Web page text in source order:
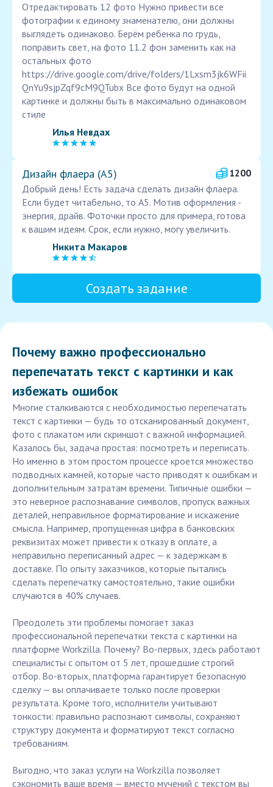
Отредактировать 12 фото Нужно привести все
фотографии к единому знаменателю, они должны
выглядеть одинаково. Берём ребенка по грудь,
поправить свет, на фото 11.2 фон заменить как на
остальных фото
https://drive.google.com/drive/folders/1Lxsm3jk6WFii
QnYu9sjpZqf9cM9QTubx Все фото будут на одной
картинке и должны быть в максимально одинаковом
стиле
Илья Невдах
Дизайн флаера (А5)
1200
Добрый день! Есть задача сделать дизайн флаера.
Если будет читабельно, то А5. Мотив оформления -
энергия, драйв. Фоточки просто для примера, готова
к вашим идеям. Срок, если нужно, могу увеличить.
Никита Макаров
Создать задание
Почему важно профессионально
перепечатать текст с картинки и как
избежать ошибок
Многие сталкиваются с необходимостью перепечатать
текст с картинки — будь то отсканированный документ,
фото с плакатом или скриншот с важной информацией.
Казалось бы, задача простая: посмотреть и переписать.
Но именно в этом простом процессе кроется множество
подводных камней, которые часто приводят к ошибкам и
дополнительным затратам времени. Типичные ошибки —
это неверное распознавание символов, пропуск важных
деталей, неправильное форматирование и искажение
смысла. Например, пропущенная цифра в банковских
реквизитах может привести к отказу в оплате, а
неправильно переписанный адрес — к задержкам в
доставке. По опыту заказчиков, которые пытались
сделать перепечатку самостоятельно, такие ошибки
случаются в 40% случаев.
Преодолеть эти проблемы помогает заказ
профессиональной перепечатки текста с картинки на
платформе Workzilla. Почему? Во-первых, здесь работают
специалисты с опытом от 5 лет, прошедшие строгий
отбор. Во‑вторых, платформа гарантирует безопасную
сделку — вы оплачиваете только после проверки
результата. Кроме того, исполнители учитывают
тонкости: правильно распознают символы, сохраняют
структуру документа и форматируют текст согласно
требованиям.
Выгодно, что заказ услуги на Workzilla позволяет
сэкономить ваше время — вместо мучений с текстом вы